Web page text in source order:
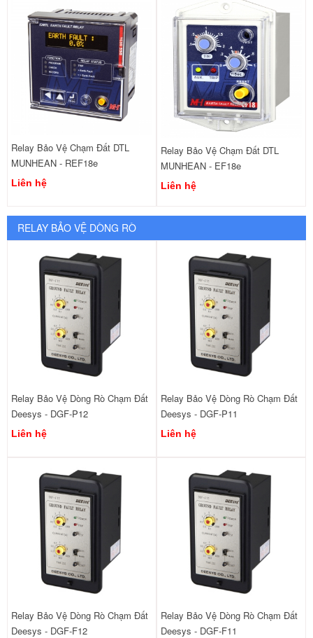
Relay Bảo Vệ Chạm Đất DTL
MUNHEAN - REF18e
Liên hệ
Relay Bảo Vệ Chạm Đất DTL
MUNHEAN - EF18e
Liên hệ
RELAY BẢO VỆ DÒNG RÒ
Relay Bảo Vệ Dòng Rò Chạm Đất
Deesys - DGF-P12
Liên hệ
Relay Bảo Vệ Dòng Rò Chạm Đất
Deesys - DGF-P11
Liên hệ
Relay Bảo Vệ Dòng Rò Chạm Đất
Deesys - DGF-F12
Relay Bảo Vệ Dòng Rò Chạm Đất
Deesys - DGF-F11